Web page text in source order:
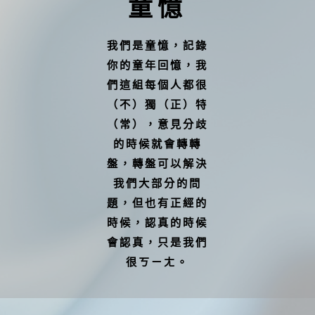
童憶
我們是童憶，記錄
你的童年回憶，我
們這組每個人都很
（不）獨（正）特
（常），意見分歧
的時候就會轉轉
盤，轉盤可以解決
我們大部分的問
題，但也有正經的
時候，認真的時候
會認真，只是我們
很ㄎㄧㄤ。